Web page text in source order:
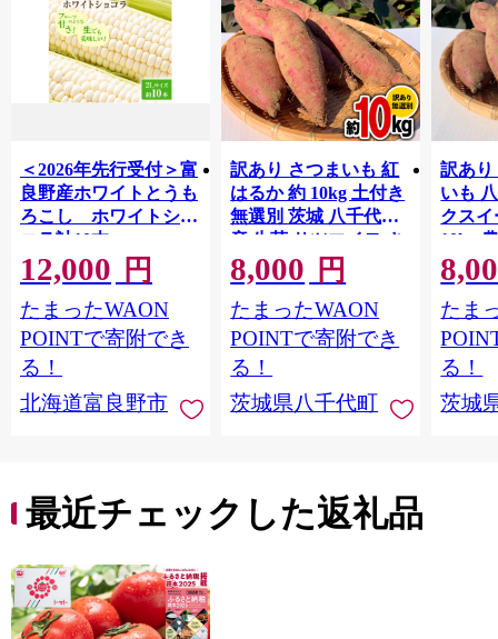
＜2026年先行受付＞富
良野産ホワイトとうも
ろこし ホワイトショ
コラ計10本
【1678459】
12,000 円
たまったWAON
POINTで寄附でき
る！
北海道富良野市
訳あり さつまいも 紅
はるか 約 10kg 土付き
無選別 茨城 八千代町
産 生芋 サツマイモ さ
つま芋 焼き芋 やきい
も 芋 イモ 野菜 不揃い
規格外 長期熟成 おや
つ デザート 秋 旬 農家
直送 【 先行予約 2026
年10月下旬以降発送
】 [AX010ya]
8,000 円
たまったWAON
POINTで寄附でき
る！
茨城県八千代町
訳あり
いも
クス
10kg
モ 芋
ート 秋 【 先行
2026
送 】
たま
る！
茨城
最近チェックした返礼品